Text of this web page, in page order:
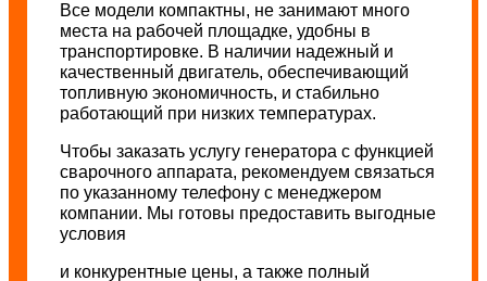
Все модели компактны, не занимают много
места на рабочей площадке, удобны в
транспортировке. В наличии надежный и
качественный двигатель, обеспечивающий
топливную экономичность, и стабильно
работающий при низких температурах.
Чтобы заказать услугу генератора с функцией
сварочного аппарата, рекомендуем связаться
по указанному телефону с менеджером
компании. Мы готовы предоставить выгодные
условия
и конкурентные цены, а также полный